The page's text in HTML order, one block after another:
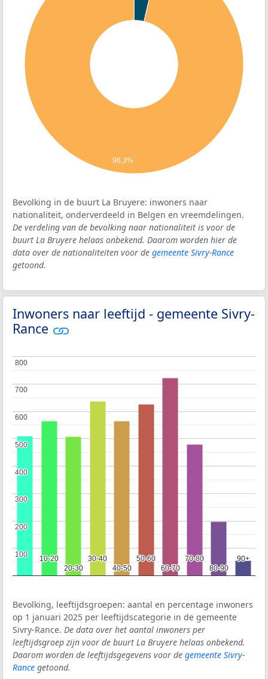
96,3%
Bevolking in de buurt La Bruyere: inwoners naar
nationaliteit, onderverdeeld in Belgen en vreemdelingen.
De verdeling van de bevolking naar nationaliteit is voor de
buurt La Bruyere helaas onbekend. Daarom worden hier de
data over de nationaliteiten voor de gemeente Sivry-Rance
getoond.
Inwoners naar leeftijd - gemeente Sivry-
Rance
10-20
10-20
20-30
20-30
30-40
30-40
40-50
40-50
50-60
50-60
60-70
60-70
70-80
70-80
80-90
80-90
90+
90+
100
100
200
200
300
300
400
400
500
500
600
600
700
700
800
800
Bevolking, leeftijdsgroepen: aantal en percentage inwoners
op 1 januari 2025 per leeftijdscategorie in de gemeente
Sivry-Rance. De data over het aantal inwoners per
leeftijdsgroep zijn voor de buurt La Bruyere helaas onbekend.
Daarom worden de leeftijdsgegevens voor de gemeente Sivry-
Rance getoond.